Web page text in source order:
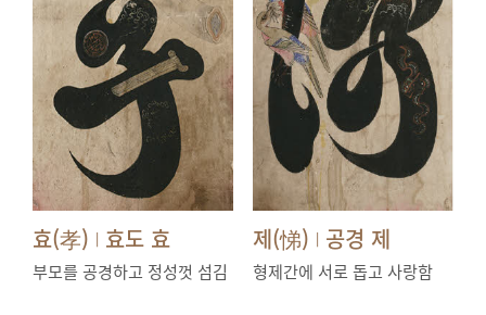
효(孝) | 효도 효
부모를 공경하고 정성껏 섬김
제(悌) | 공경 제
형제간에 서로 돕고 사랑함